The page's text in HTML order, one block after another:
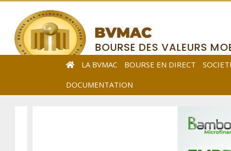
BOURSE DES VALEURS
DE L’AFRIQUE CENTRALE
LA BVMAC BOURSE EN DIRECT
DOCUMENTATION